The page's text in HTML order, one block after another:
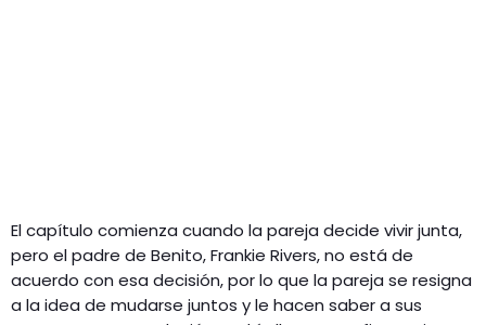
El capítulo comienza cuando la pareja decide vivir junta,
pero el padre de Benito, Frankie Rivers, no está de
acuerdo con esa decisión, por lo que la pareja se resigna
a la idea de mudarse juntos y le hacen saber a sus